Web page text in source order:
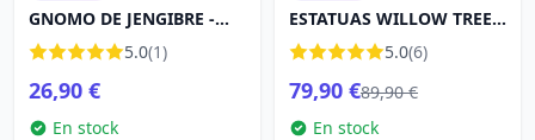
GNOMO DE JENGIBRE -
HEARTWOOD CREEK
5.0(1)
26,90 €
En stock
ESTATUAS WILLOW TREE
PASTOR Y SUS ANIMALES
5.0(6)
79,90 €89,90 €
En stock